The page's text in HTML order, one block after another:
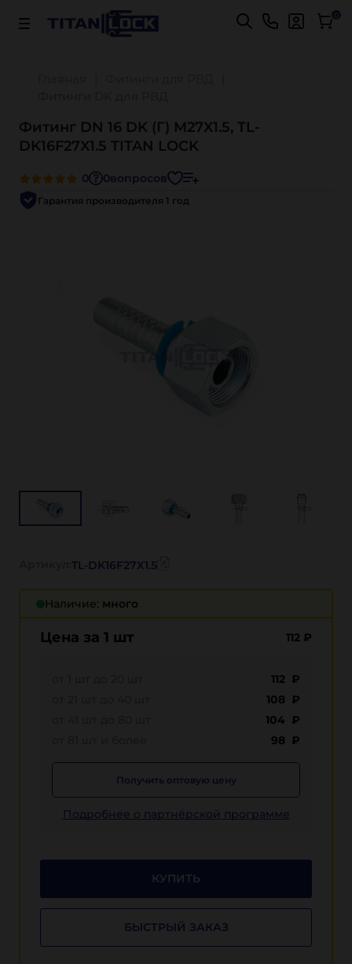
Важно! Для оплаты заказов Подробнее 0
Фитинг DN 16 DK (Г) M27X1.5, TL-
DK16F27X1.5 TITAN LOCK
0 0вопросов
Гарантия производителя 1 год
Наличие: много
Цена за 1 шт 112 ₽
112 ₽
108 ₽
104 ₽
98 ₽
Получить оптовую цену
Подробнее о партнёрской программе
КУПИТЬ
БЫСТРЫЙ ЗАКАЗ
TL-DK16F27X1.5